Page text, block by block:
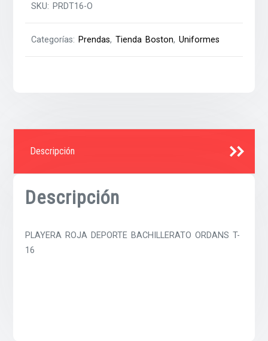
SKU: PRDT16-O
Categorías: Prendas,Tienda Boston,Uniformes
Descripción
Descripción
PLAYERA ROJA DEPORTE BACHILLERATO ORDANS T-
16